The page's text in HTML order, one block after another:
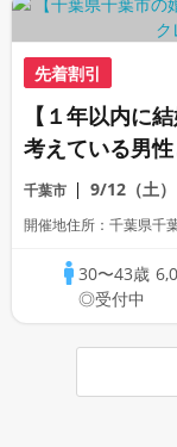
先着割引
【１年以内に
考えている男
千葉市 9/12（土）
開催地住所：千葉県千
30〜43歳
◎受付中